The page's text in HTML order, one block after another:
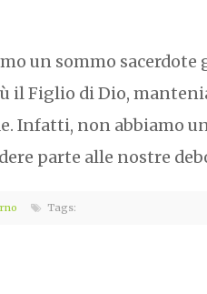
un sommo sacerdote
il Figlio di Dio,
Infatti, non abbiamo
parte alle nostre
Tags: